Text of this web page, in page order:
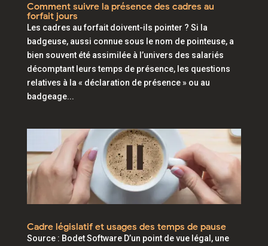
Comment suivre la présence des cadres au
forfait jours
Les cadres au forfait doivent-ils pointer ? Si la
badgeuse, aussi connue sous le nom de pointeuse, a
bien souvent été assimilée à l’univers des salariés
décomptant leurs temps de présence, les questions
relatives à la « déclaration de présence » ou au
badgeage...
Cadre législatif et usages des temps de pause
Source : Bodet Software D’un point de vue légal, une